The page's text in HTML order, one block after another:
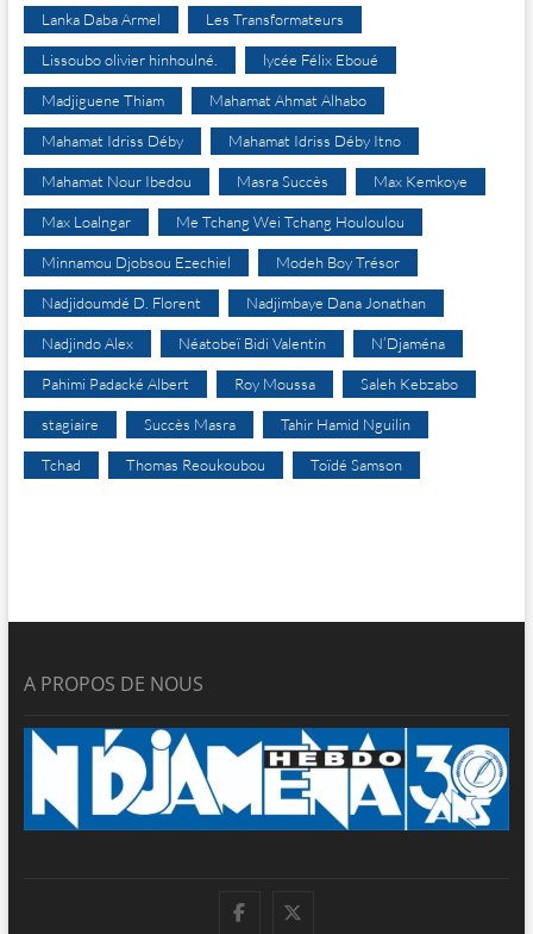
Lanka Daba Armel Les Transformateurs
Lissoubo olivier hinhoulné. lycée Félix Eboué
Madjiguene Thiam Mahamat Ahmat Alhabo
Mahamat Idriss Déby Mahamat Idriss Déby Itno
Mahamat Nour Ibedou Masra Succès Max Kemkoye
Max Loalngar Me Tchang Wei Tchang Houloulou
Minnamou Djobsou Ezechiel Modeh Boy Trésor
Nadjidoumdé D. Florent Nadjimbaye Dana Jonathan
Nadjindo Alex Néatobeï Bidi Valentin N’Djaména
Pahimi Padacké Albert Roy Moussa Saleh Kebzabo
stagiaire Succès Masra Tahir Hamid Nguilin
Tchad Thomas Reoukoubou Toïdé Samson
A PROPOS DE NOUS
facebook